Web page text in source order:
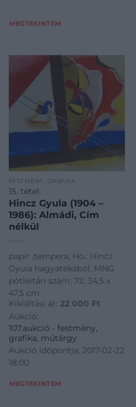
MEGTEKINTEM
FESTMÉNY, GRAFIKA
15. tétel:
Hincz Gyula (1904 –
1986): Almádi, Cím
nélkül
papír ,tempera, Ho.: Hincz
Gyula hagyatékából, MNG
pótleltári szám: 72, 34,5 x
47,5 cm
Kikiáltási ár: 22 000 Ft
Aukció:
107.aukció - festmény,
grafika, műtárgy
Aukció időpontja: 2017-02-22
18:00
MEGTEKINTEM